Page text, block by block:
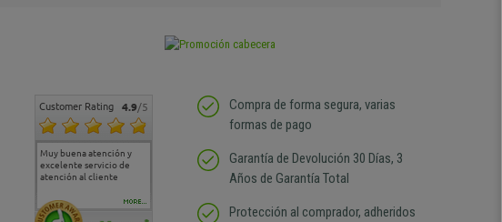
Customer Rating 4.9/5
Muy buena atención y
excelente servicio de
atención al cliente
Muy buena atención de
cara al asesoramiento
comercial y el envío ha
Si estoy contento
Excelente relacion
calidad precio Plazo de
MORE...
Compra de forma segura, varias
formas de pago
Garantía de Devolución 30 Días, 3
Años de Garantía Total
Protección al comprador, adheridos